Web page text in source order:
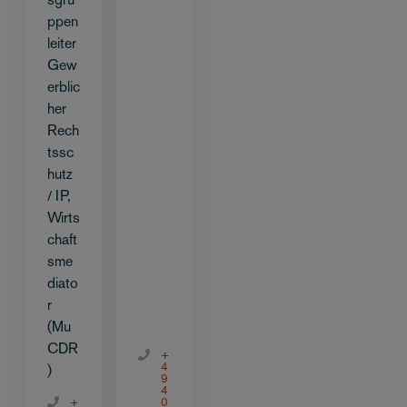
ppen
leiter
Gew
erblic
her
Rech
tssc
hutz
/ IP,
Wirts
chaft
sme
diato
r
(Mu
CDR
)
+
+
4
9
4
0